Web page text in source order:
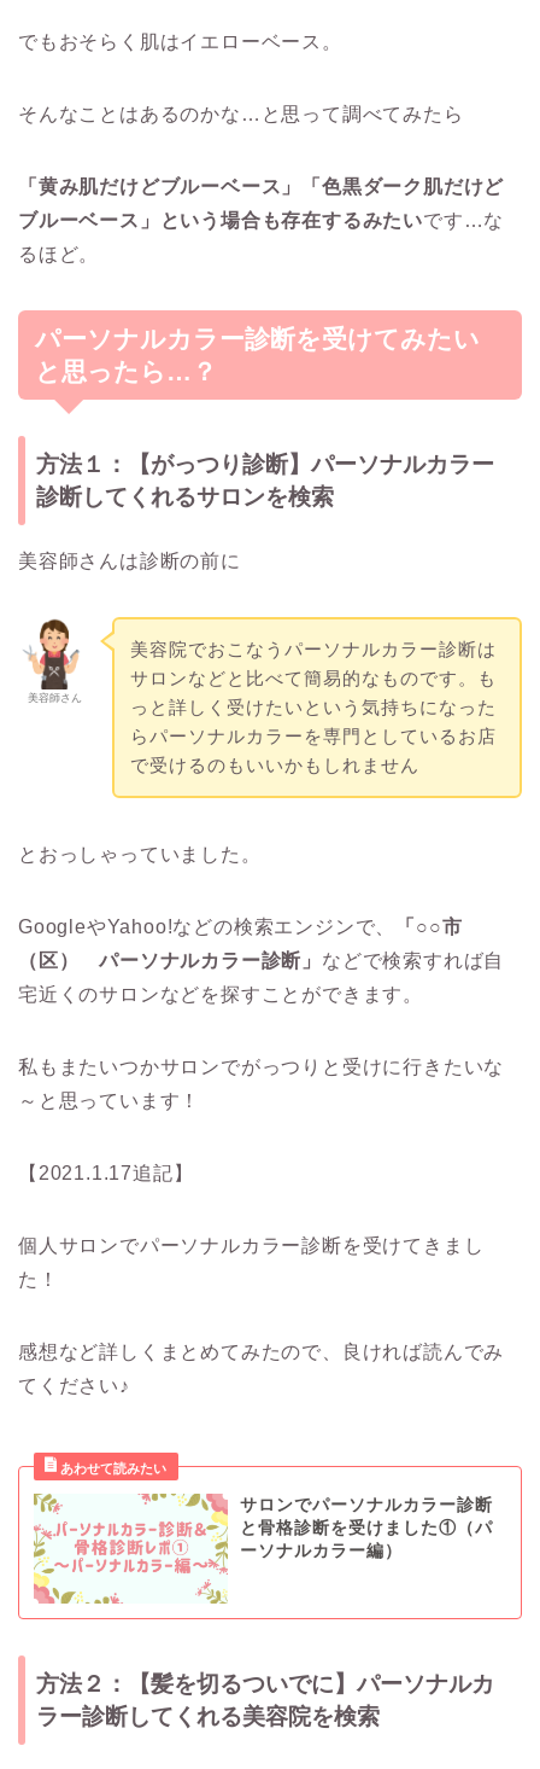
でもおそらく肌はイエローベース。
そんなことはあるのかな…と思って調べてみたら
「黄み肌だけどブルーベース」「色黒ダーク肌だけど
ブルーベース」という場合も存在するみたいです…な
るほど。
パーソナルカラー診断を受けてみたい
と思ったら…？
方法１：【がっつり診断】パーソナルカラー
診断してくれるサロンを検索
美容師さんは診断の前に
美容師さん
美容院でおこなうパーソナルカラー診断は
サロンなどと比べて簡易的なものです。も
っと詳しく受けたいという気持ちになった
らパーソナルカラーを専門としているお店
で受けるのもいいかもしれません
とおっしゃっていました。
GoogleやYahoo!などの検索エンジンで、
「○○市
（区） パーソナルカラー診断」 などで検索すれば自
宅近くのサロンなどを探すことができます。
私もまたいつかサロンでがっつりと受けに行きたいな
～と思っています！
【2021.1.17追記】
個人サロンでパーソナルカラー診断を受けてきまし
た！
感想など詳しくまとめてみたので、良ければ読んでみ
てください♪
サロンでパーソナルカラー診断
と骨格診断を受けました①（パ
ーソナルカラー編）
方法２：【髪を切るついでに】パーソナルカ
ラー診断してくれる美容院を検索